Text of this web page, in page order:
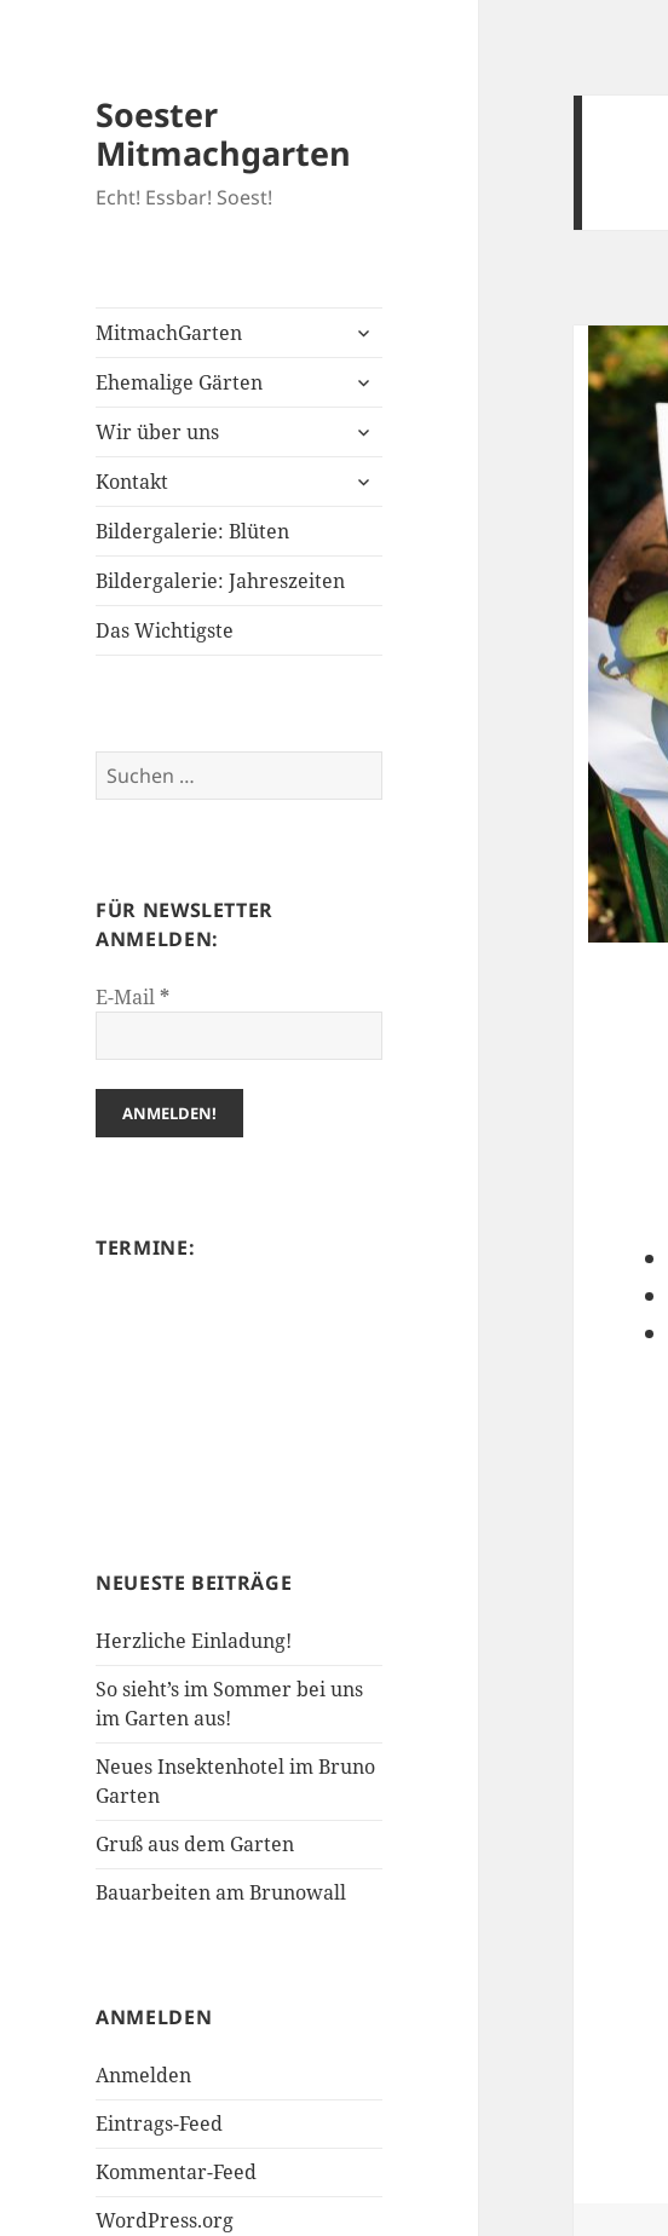
Soester
Mitmachgarten
Echt! Essbar! Soest!
MitmachGarten
untermenü
Ehemalige Gärten
untermenü
Wir über uns
untermenü
Kontakt
untermenü
Bildergalerie: Blüten
Bildergalerie: Jahreszeiten
Das Wichtigste
Suchen
nach:
FÜR NEWSLETTER
ANMELDEN:
E-Mail*
TERMINE:
NEUESTE BEITRÄGE
Herzliche Einladung!
So sieht’s im Sommer bei uns
im Garten aus!
Neues Insektenhotel im Bruno
Garten
Gruß aus dem Garten
Bauarbeiten am Brunowall
ANMELDEN
Anmelden
Eintrags-Feed
Kommentar-Feed
WordPress.org